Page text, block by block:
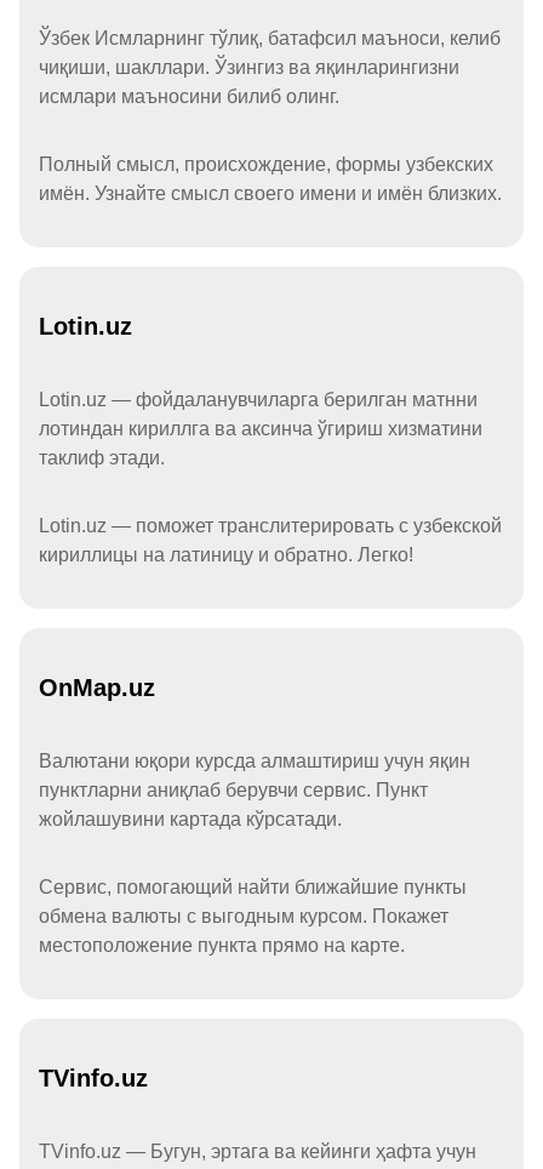
Ўзбек Исмларнинг тўлиқ, батафсил маъноси, келиб
чиқиши, шакллари. Ўзингиз ва яқинларингизни
исмлари маъносини билиб олинг.
Полный смысл, происхождение, формы узбекских
имён. Узнайте смысл своего имени и имён близких.
Lotin.uz
Lotin.uz — фойдаланувчиларга берилган матнни
лотиндан кириллга ва аксинча ўгириш хизматини
таклиф этади.
Lotin.uz — поможет транслитерировать с узбекской
кириллицы на латиницу и обратно. Легко!
OnMap.uz
Валютани юқори курсда алмаштириш учун яқин
пунктларни аниқлаб берувчи сервис. Пункт
жойлашувини картада кўрсатади.
Сервис, помогающий найти ближайшие пункты
обмена валюты с выгодным курсом. Покажет
местоположение пункта прямо на карте.
TVinfo.uz
TVinfo.uz — Бугун, эртага ва кейинги ҳафта учун